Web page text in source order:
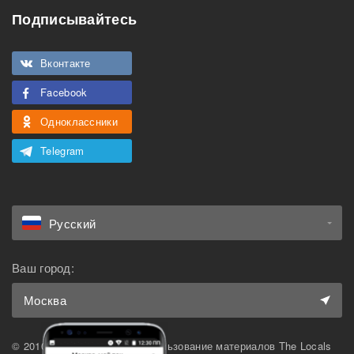
Можно курить
Можно с животными
Подписывайтесь
Вконтакте
Facebook
Одноклассники
Telegram
Русский
Ваш город:
Москва
© 2010-2026 The Locals. Использование материалов The Locals